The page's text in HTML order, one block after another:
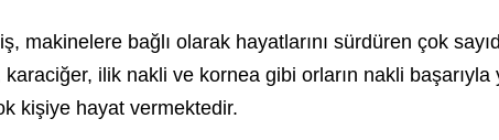
makinelere bağlı olarak hayatlarını sürdüren çok
ilik nakli ve kornea gibi orların nakli
kişiye hayat vermektedir.